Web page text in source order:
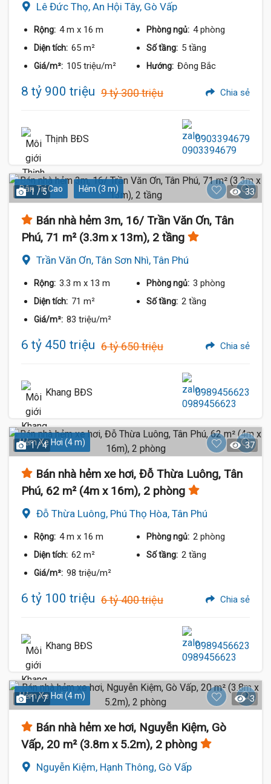
Lê Đức Thọ, An Hội Tây, Gò Vấp
Rộng: 4 m x 16 m Phòng ngủ: 4 phòng
Diện tích: 65 m² Số tầng: 5 tầng
Giá/m²: 105 triệu/m² Hướng: Đông Bắc
8 tỷ 900 triệu 9 tỷ 300 triệu Chia sẻ
Thịnh BĐS 0903394679
Dân Trí Cao Hẻm (3 m)
1 / 5 33
Bán nhà hẻm 3m, 16/ Trần Văn Ơn, Tân
Phú, 71 m² (3.3m x 13m), 2 tầng
Trần Văn Ơn, Tân Sơn Nhì, Tân Phú
Rộng: 3.3 m x 13 m Phòng ngủ: 3 phòng
Diện tích: 71 m² Số tầng: 2 tầng
Giá/m²: 83 triệu/m²
6 tỷ 450 triệu 6 tỷ 650 triệu Chia sẻ
Khang BĐS 0989456623
Hẻm Xe Hơi (4 m)
1 / 4 37
Bán nhà hẻm xe hơi, Đỗ Thừa Luông, Tân
Phú, 62 m² (4m x 16m), 2 phòng
Đỗ Thừa Luông, Phú Thọ Hòa, Tân Phú
Rộng: 4 m x 16 m Phòng ngủ: 2 phòng
Diện tích: 62 m² Số tầng: 2 tầng
Giá/m²: 98 triệu/m²
6 tỷ 100 triệu 6 tỷ 400 triệu Chia sẻ
Khang BĐS 0989456623
Hẻm Xe Hơi (4 m)
1 / 7 3
Bán nhà hẻm xe hơi, Nguyễn Kiệm, Gò
Vấp, 20 m² (3.8m x 5.2m), 2 phòng
Nguyễn Kiệm, Hạnh Thông, Gò Vấp